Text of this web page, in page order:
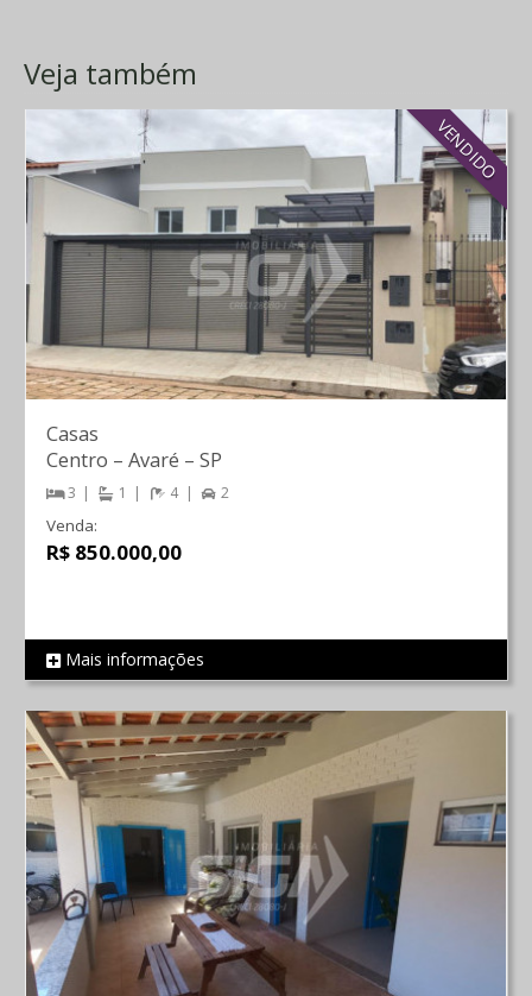
Veja também
VENDIDO
REF 204
Casas
Centro – Avaré – SP
3 1 4 2
Venda:
R$ 850.000,00
Mais informações